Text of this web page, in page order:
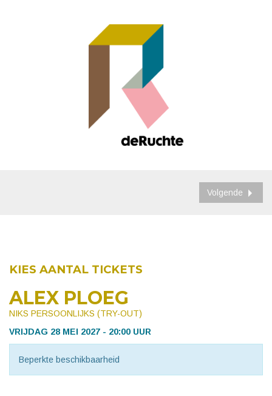
Volgende
KIES AANTAL TICKETS
ALEX PLOEG
NIKS PERSOONLIJKS (TRY-OUT)
VRIJDAG 28 MEI 2027 - 20:00 UUR
Beperkte beschikbaarheid